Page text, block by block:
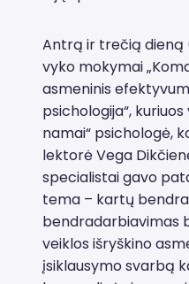
Antrą ir trečią dieną
vyko mokymai
asmeninis
psichologija“,
namai“ psichologė,
lektorė Vega
specialistai gavo
tema – kartų
bendradarbiavimas
veiklos išryškino
įsiklausymo svarbą